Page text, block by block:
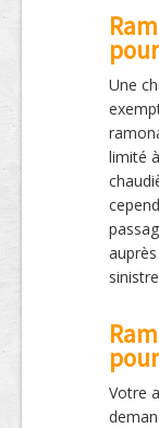
Une
limité
Votre